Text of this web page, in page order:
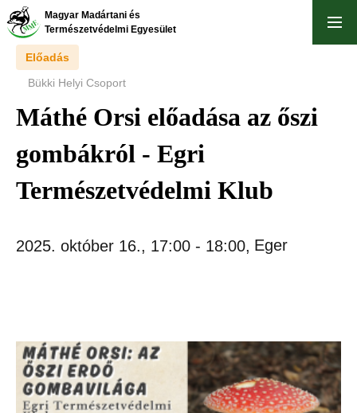
Ugrás
tartalomra
Magyar Madártani és
Természetvédelmi Egyesület
Előadás
Bükki Helyi Csoport
Máthé Orsi előadása az őszi
gombákról - Egri
Természetvédelmi Klub
2025. október 16., 17:00 - 18:00, Eger